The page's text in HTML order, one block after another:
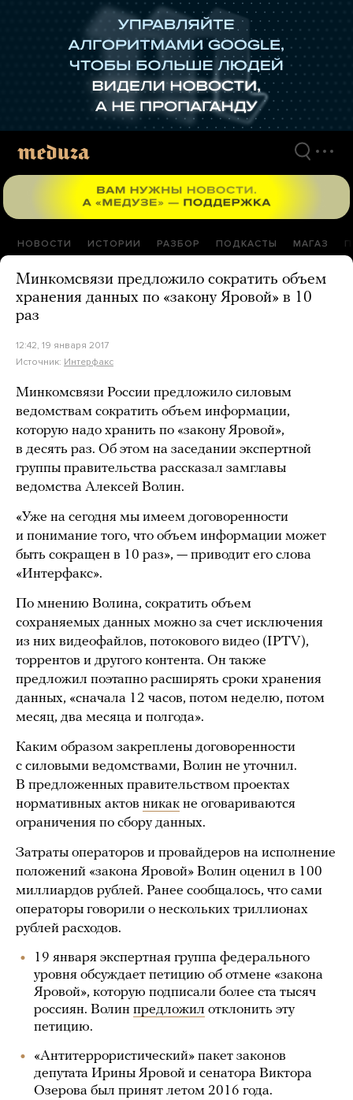
НОВОСТИ ИСТОРИИ РАЗБОР ПОДКАСТЫ МАГАЗ
Минкомсвязи предложило сократить объем
хранения данных по «закону Яровой» в 10
раз
12:42, 19 января 2017
Источник: Интерфакс
Минкомсвязи России предложило силовым
ведомствам сократить объем информации,
которую надо хранить по «закону Яровой»,
в десять раз. Об этом на заседании экспертной
группы правительства рассказал замглавы
ведомства Алексей Волин.
«Уже на сегодня мы имеем договоренности
и понимание того, что объем информации может
быть сокращен в 10 раз», — приводит его слова
«Интерфакс».
По мнению Волина, сократить объем
сохраняемых данных можно за счет исключения
из них видеофайлов, потокового видео (IPTV),
торрентов и другого контента. Он также
предложил поэтапно расширять сроки хранения
данных, «сначала 12 часов, потом неделю, потом
месяц, два месяца и полгода».
Каким образом закреплены договоренности
с силовыми ведомствами, Волин не уточнил.
В предложенных правительством проектах
нормативных актов никак не оговариваются
ограничения по сбору данных.
Затраты операторов и провайдеров на исполнение
положений «закона Яровой» Волин оценил в 100
миллиардов рублей. Ранее сообщалось, что сами
операторы говорили о нескольких триллионах
рублей расходов.
19 января экспертная группа федерального
уровня обсуждает петицию об отмене «закона
Яровой», которую подписали более ста тысяч
россиян. Волин предложил отклонить эту
петицию.
«Антитеррористический» пакет законов
депутата Ирины Яровой и сенатора Виктора
Озерова был принят летом 2016 года.